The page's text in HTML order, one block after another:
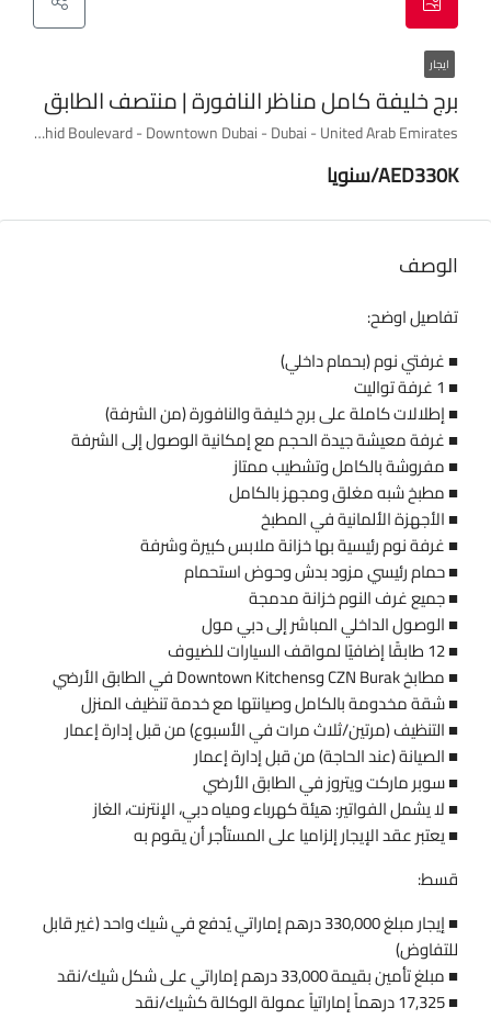
ايجار
برج خليفة كامل مناظر النافورة | منتصف الطابق
The Address Fountain Views, Al Ohood Street - Sheikh Mohammed bin Rashid Boulevard - Downtown Dubai - Dubai - United Arab Emirates
AED330K/سنويا
الوصف
تفاصيل اوضح:
■ غرفتي نوم (بحمام داخلي)
■ 1 غرفة تواليت
■ إطلالات كاملة على برج خليفة والنافورة (من الشرفة)
■ غرفة معيشة جيدة الحجم مع إمكانية الوصول إلى الشرفة
■ مفروشة بالكامل وتشطيب ممتاز
■ مطبخ شبه مغلق ومجهز بالكامل
■ الأجهزة الألمانية في المطبخ
■ غرفة نوم رئيسية بها خزانة ملابس كبيرة وشرفة
■ حمام رئيسي مزود بدش وحوض استحمام
■ جميع غرف النوم خزانة مدمجة
■ الوصول الداخلي المباشر إلى دبي مول
■ 12 طابقًا إضافيًا لمواقف السيارات للضيوف
■ مطابخ CZN Burak وDowntown Kitchens في الطابق الأرضي
■ شقة مخدومة بالكامل وصيانتها مع خدمة تنظيف المنزل
■ التنظيف (مرتين/ثلاث مرات في الأسبوع) من قبل إدارة إعمار
■ الصيانة (عند الحاجة) من قبل إدارة إعمار
■ سوبر ماركت ويتروز في الطابق الأرضي
■ لا يشمل الفواتير: هيئة كهرباء ومياه دبي، الإنترنت، الغاز
■ يعتبر عقد الإيجار إلزاميا على المستأجر أن يقوم به
قسط:
■ إيجار مبلغ 330,000 درهم إماراتي يُدفع في شيك واحد (غير قابل
للتفاوض)
■ مبلغ تأمين بقيمة 33,000 درهم إماراتي على شكل شيك/نقد
■ 17,325 درهماً إماراتياً عمولة الوكالة كشيك/نقد